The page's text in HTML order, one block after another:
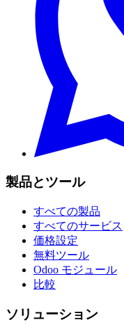
製品とツール
すべての製品
すべてのサービス
価格設定
無料ツール
Odoo モジュール
比較
ソリューション